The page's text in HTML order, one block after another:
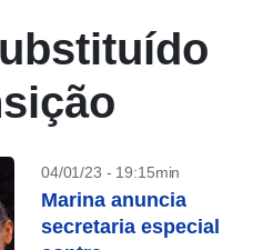
04/01/23 - 19:15min
Marina anuncia
secretaria especial